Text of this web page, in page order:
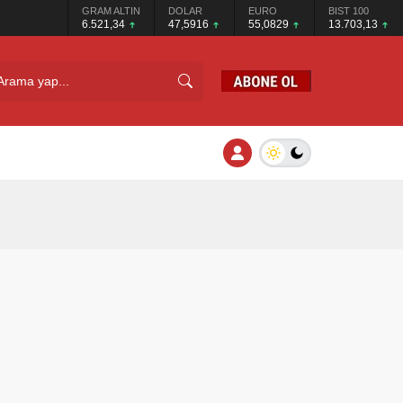
GRAM ALTIN
6.521,34
DOLAR
47,5916
EURO
55,0829
BIST 100
13.703,13